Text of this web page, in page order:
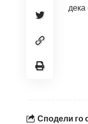
дека
Сподели го